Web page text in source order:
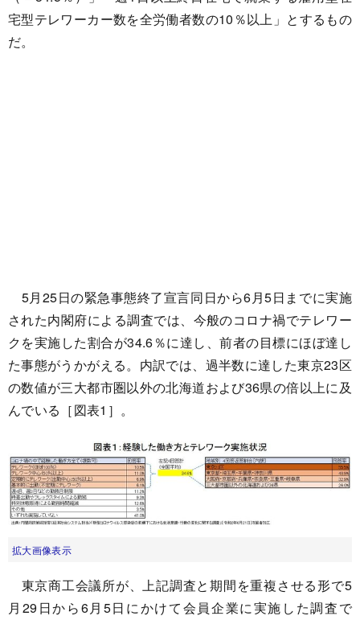
宅型テレワーカー数を全労働者数の10％以上」とするもの
だ。
5月25日の緊急事態終了宣言同日から6月5日までに実施
された内閣府による調査では、今般のコロナ禍でテレワー
クを実施した割合が34.6％に達し、前者の目標にほぼ達し
た事態がうかがえる。内訳では、過半数に達した東京23区
の数値が三大都市圏以外の北海道および36県の倍以上に及
んでいる［図表1］。
拡大画像表示
東京商工会議所が、上記調査と期間を重複させる形で5
月29日から6月5日にかけて会員企業に実施した調査で